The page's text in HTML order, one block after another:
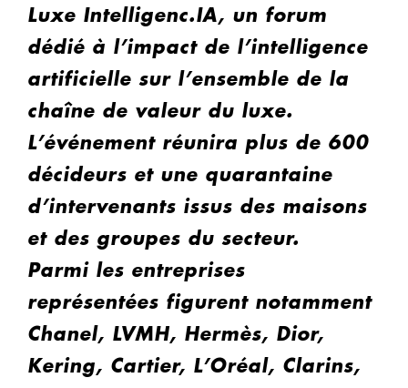
Luxe Intelligenc.IA, un forum
dédié à l’impact de l’intelligence
artificielle sur l’ensemble de la
chaîne de valeur du luxe.
L’événement réunira plus de 600
décideurs et une quarantaine
d’intervenants issus des maisons
et des groupes du secteur.
Parmi les entreprises
représentées figurent notamment
Chanel, LVMH, Hermès, Dior,
Kering, Cartier, L’Oréal, Clarins,